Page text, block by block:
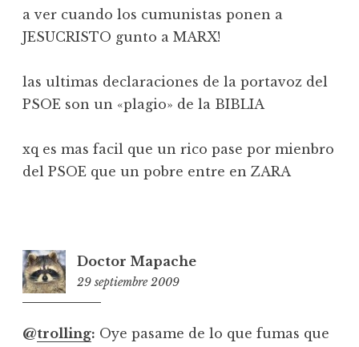
a ver cuando los cumunistas ponen a
JESUCRISTO gunto a MARX!
las ultimas declaraciones de la portavoz del
PSOE son un «plagio» de la BIBLIA
xq es mas facil que un rico pase por mienbro
del PSOE que un pobre entre en ZARA
Doctor Mapache
29 septiembre 2009
@trolling: Oye pasame de lo que fumas que